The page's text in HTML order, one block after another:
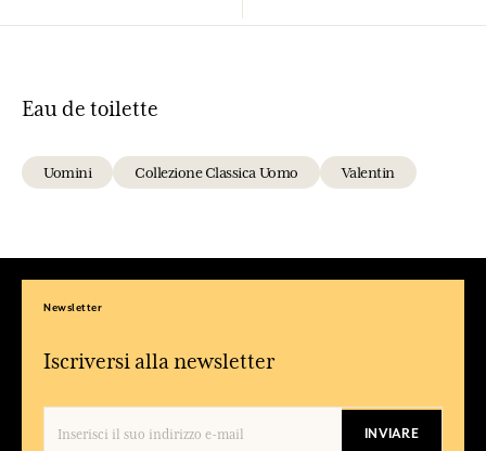
Eau de toilette
Uomini Collezione Classica Uomo Valentin
Newsletter
Iscriversi alla newsletter
INVIARE